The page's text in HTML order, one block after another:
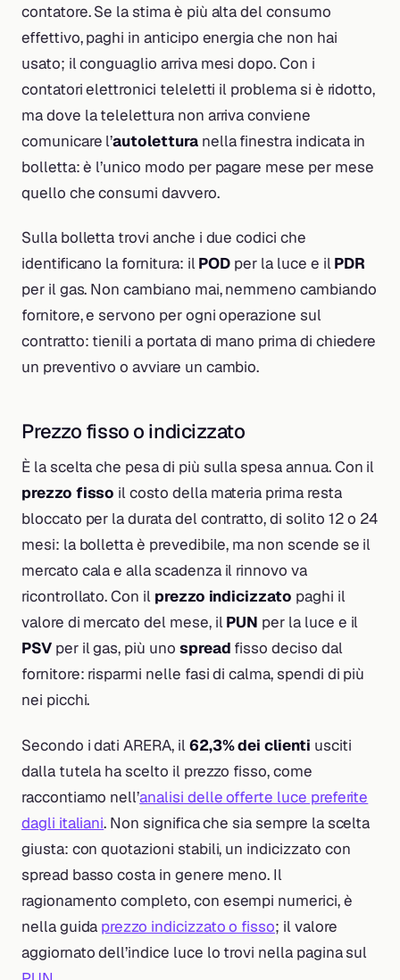
contatore. Se la stima è più alta del consumo
effettivo, paghi in anticipo energia che non hai
usato; il conguaglio arriva mesi dopo. Con i
contatori elettronici teleletti il problema si è ridotto,
ma dove la telelettura non arriva conviene
comunicare l’autoletturanella finestra indicata in
bolletta: è l’unico modo per pagare mese per mese
quello che consumi davvero.
Sulla bolletta trovi anche i due codici che
identificano la fornitura: ilPOD per la luce e ilPDR
per il gas. Non cambiano mai, nemmeno cambiando
fornitore, e servono per ogni operazione sul
contratto: tienili a portata di mano prima di chiedere
un preventivo o avviare un cambio.
Prezzo fisso o indicizzato
È la scelta che pesa di più sulla spesa annua. Con il
prezzo fisso il costo della materia prima resta
bloccato per la durata del contratto, di solito 12 o 24
mesi: la bolletta è prevedibile, ma non scende se il
mercato cala e alla scadenza il rinnovo va
ricontrollato. Con il prezzo indicizzato paghi il
valore di mercato del mese, ilPUN per la luce e il
PSVper il gas, più uno spread fisso deciso dal
fornitore: risparmi nelle fasi di calma, spendi di più
nei picchi.
Secondo i dati ARERA, il62,3% dei clienti usciti
dalla tutela ha scelto il prezzo fisso, come
raccontiamo nell’analisi delle offerte luce preferite
dagli italiani. Non significa che sia sempre la scelta
giusta: con quotazioni stabili, un indicizzato con
spread basso costa in genere meno. Il
ragionamento completo, con esempi numerici, è
nella guida prezzo indicizzato o fisso; il valore
aggiornato dell’indice luce lo trovi nella pagina sul